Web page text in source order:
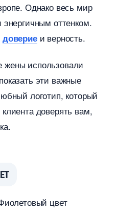
Однако весь мир
оттенком.
довериеи верность.
использовали
эти важные
логотип, который
доверять вам,
цвет